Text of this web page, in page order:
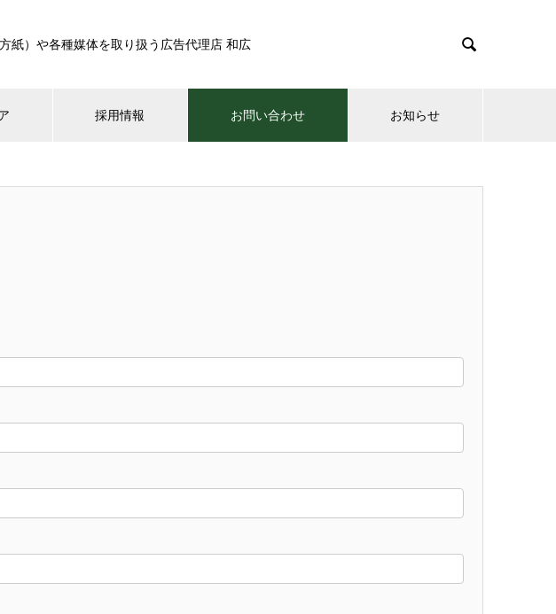
紙）や各種媒体を取り扱う広告代理店 和広 
採用情報 お問い合わせ お知らせ